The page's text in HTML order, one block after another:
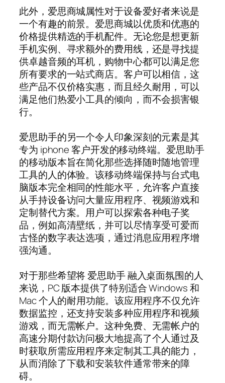
此外，爱思商城属性对于设备爱好者来说是
一个有趣的前景。爱思商城以优质和优惠的
价格提供精选的手机配件。无论您是想更新
手机实例、寻求额外的费用线，还是寻找提
供卓越音频的耳机，购物中心都可以满足您
所有要求的一站式商店。客户可以相信，这
些产品不仅价格实惠，而且经久耐用，可以
满足他们热爱小工具的倾向，而不会损害银
行。
爱思助手的另一个令人印象深刻的元素是其
专为 iphone 客户开发的移动终端。爱思助手
的移动版本旨在简化那些选择随时随地管理
工具的人的体验。该移动终端保持与台式电
脑版本完全相同的性能水平，允许客户直接
从手持设备访问大量应用程序、视频游戏和
定制替代方案。用户可以探索各种电子奖
品，例如高清壁纸，并可以尽情享受可爱而
古怪的数字表达选项，通过消息应用程序增
强沟通。
对于那些希望将 爱思助手 融入桌面氛围的人
来说，PC 版本提供了特别适合 Windows 和
Mac 个人的耐用功能。该应用程序不仅允许
数据监控，还支持安装多种应用程序和视频
游戏，而无需帐户。这种免费、无需帐户的
高速分期付款访问极大地提高了个人通过及
时获取所需应用程序来定制其工具的能力，
从而消除了下载和安装软件通常带来的障
碍。